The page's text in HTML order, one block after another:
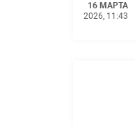
16 МАРТА
2026, 11:43